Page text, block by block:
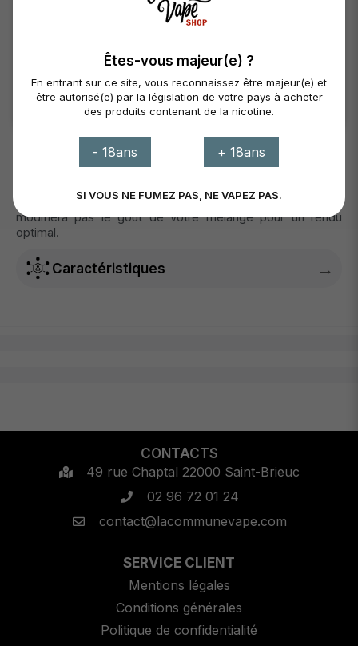
Êtes-vous majeur(e) ?
En entrant sur ce site, vous reconnaissez être majeur(e) et
être autorisé(e) par la législation de votre pays à acheter
des produits contenant de la nicotine.
+ 18ans
- 18ans
SI VOUS NE FUMEZ PAS, NE VAPEZ PAS.
Caractéristiques →
Lanvollon
En stock
Stock total : 5 Produits
Une base au goût neutre et non sucré en 50% PG et 50%
Pour réaliser des recettes e-liquides en DIY, cette base ne
modifiera pas le goût de votre mélange pour un rendu
optimal.
CONTACTS
49 rue Chaptal 22000 Saint-Brieuc
02 96 72 01 24
contact@lacommunevape.com
SERVICE CLIENT
Mentions légales
Conditions générales
Politique de confidentialité